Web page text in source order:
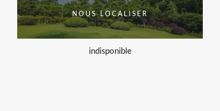
NOUS LOCALISER
indisponible